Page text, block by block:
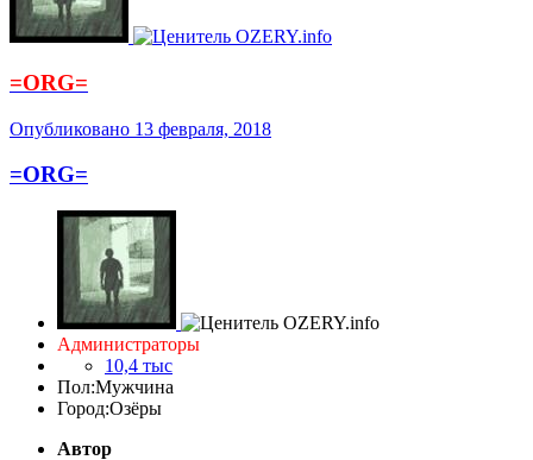
=ORG=
Опубликовано 13 февраля, 2018
=ORG=
Администраторы
10,4 тыс
Пол:Мужчина
Город:Озёры
Автор